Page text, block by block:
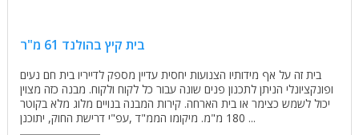
בית זה על אף מידותיו הצנועות יחסית עדיין מספק לדייריו בית חם נעים
ופונקציונלי הניתן לתכנון פנים שונה עבור כל לקוח ולקוח. מבנה כזה מצוין
יכול לשמש כצימר או בית הארחה. קירות המבנה בנויים מלוג מלא בקוטר
180 מ"מ. מיקומו הממ"ד ,עפ"י דרישת החוק, יתוכנן ...